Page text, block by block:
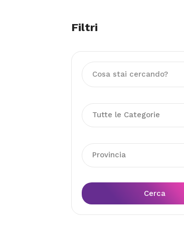
Filtri
Tutte le Categorie
Provincia
Cerca